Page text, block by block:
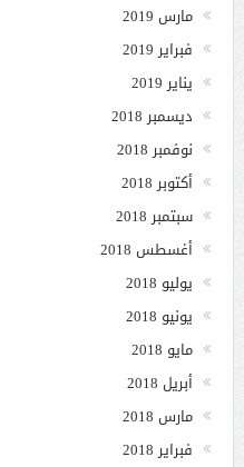
مارس 2019
فبراير 2019
يناير 2019
ديسمبر 2018
نوفمبر 2018
أكتوبر 2018
سبتمبر 2018
أغسطس 2018
يوليو 2018
يونيو 2018
مايو 2018
أبريل 2018
مارس 2018
فبراير 2018